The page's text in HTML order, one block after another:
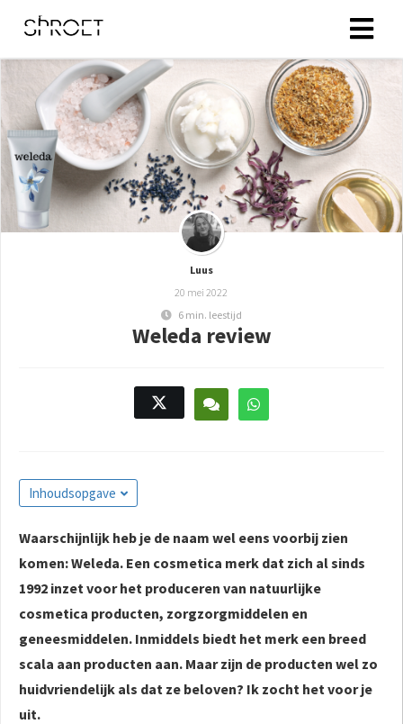
Luus
20 mei 2022
6 min. leestijd
Weleda review
Inhoudsopgave
Waarschijnlijk heb je de naam wel eens voorbij zien
komen: Weleda. Een cosmetica merk dat zich al sinds
1992 inzet voor het produceren van natuurlijke
cosmetica producten, zorgzorgmiddelen en
geneesmiddelen. Inmiddels biedt het merk een breed
scala aan producten aan. Maar zijn de producten wel zo
huidvriendelijk als dat ze beloven? Ik zocht het voor je
uit.